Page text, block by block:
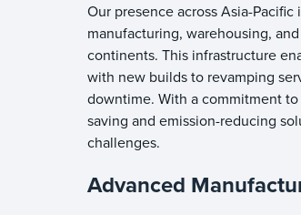
Our presence across Asia-
manufacturing, warehousing,
continents. This infrastructure
with new builds to revamping
downtime. With a commitment
saving and emission-reducing
challenges.
Advanced